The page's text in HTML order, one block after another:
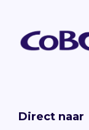
Direct naar